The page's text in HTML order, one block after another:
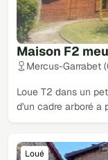
Maison F2
Mercus-Garrabet
Loue T2 dans un
d'un cadre arboré a
Loué